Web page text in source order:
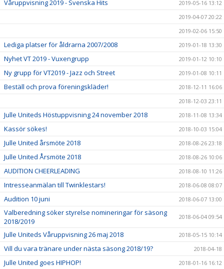
Våruppvisning 2019 - Svenska Hits
2019-05-16 13:12
2019-04-07 20:22
2019-02-06 15:50
Lediga platser för åldrarna 2007/2008 2019-01-18 13:30
Nyhet VT 2019 - Vuxengrupp 2019-01-12 10:10
Ny grupp för VT2019 - Jazz och Street 2019-01-08 10:11
Beställ och prova föreningskläder!
2018-12-11 16:06
2018-12-03 23:11
Julle Uniteds Höstuppvisning 24 november 2018 2018-11-08 13:34
Kassör sökes! 2018-10-03 15:04
Julle United årsmöte 2018 2018-08-26 23:18
Julle United Årsmöte 2018 2018-08-26 10:06
AUDITION CHEERLEADING 2018-08-10 11:26
Intresseanmälan till Twinklestars! 2018-06-08 08:07
Audition 10 juni 2018-06-07 13:00
Valberedning söker styrelse nomineringar för säsong
2018/2019
2018-06-04 09:54
Julle Uniteds Våruppvisning 26 maj 2018 2018-05-15 10:14
Vill du vara tränare under nästa säsong 2018/19? 2018-04-18
Julle United goes HIPHOP! 2018-01-16 16:12